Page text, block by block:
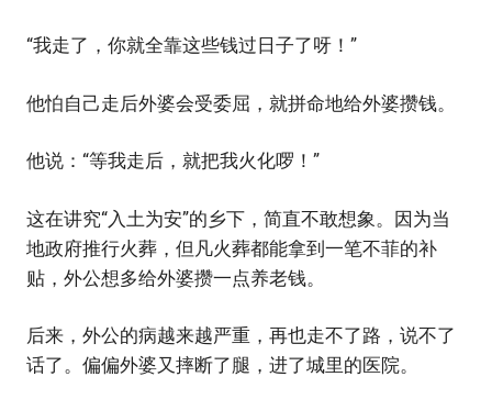
“我走了，你就全靠这些钱过日子了呀！”
他怕自己走后外婆会受委屈，就拼命地给外婆攒钱。
他说：“等我走后，就把我火化啰！”
这在讲究“入土为安”的乡下，简直不敢想象。因为当
地政府推行火葬，但凡火葬都能拿到一笔不菲的补
贴，外公想多给外婆攒一点养老钱。
后来，外公的病越来越严重，再也走不了路，说不了
话了。偏偏外婆又摔断了腿，进了城里的医院。